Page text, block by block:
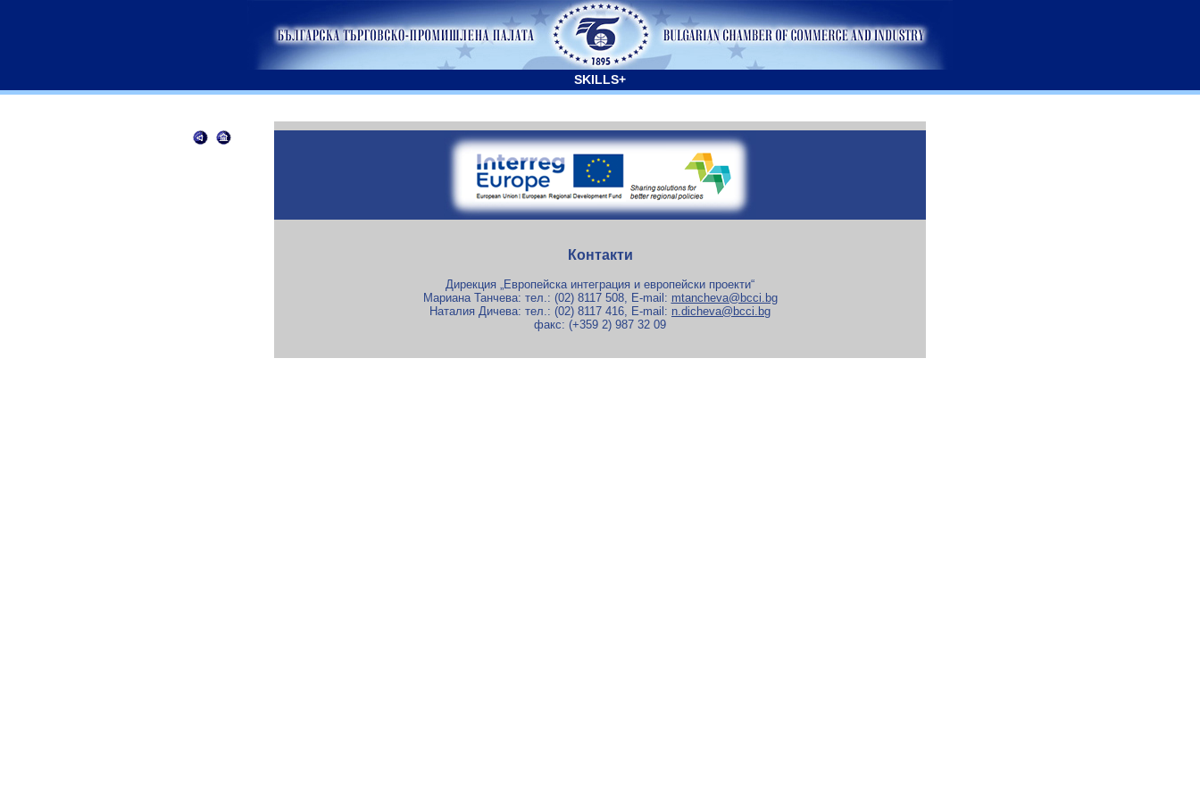
SKILLS+
Контакти
Дирекция „Европейска интеграция и европейски проекти“
Мариана Танчева: тел.: (02) 8117 508, E-mail: mtancheva@bcci.bg
Наталия Дичева: тел.: (02) 8117 416, E-mail: n.dicheva@bcci.bg
факс: (+359 2) 987 32 09